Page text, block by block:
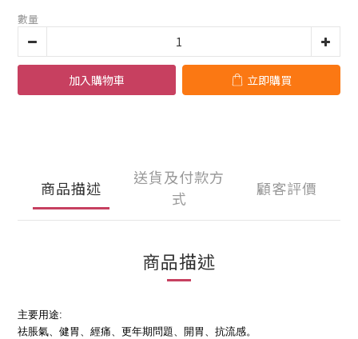
數量
加入購物車 立即購買
商品描述
送貨及付款方
式
顧客評價
商品描述
主要用途:
祛脹氣、健胃、經痛、更年期問題、開胃、抗流感。